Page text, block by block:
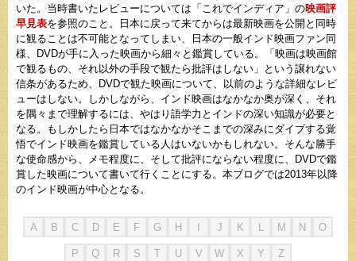
いた。当時書いたレビューについては「これでインディア」の映画評
早見表を参照のこと。日本に戻って来てからは最新映画を公開と同時
に観ることは不可能となってしまい、日本の一般インド映画ファン同
様、DVDが手に入った映画から細々と鑑賞している。「映画は映画館
で観るもの、それ以外の手段で観たら批評はしない」という譲れない
信条があるため、DVDで観た映画について、以前のような詳細なレビ
ューはしない。しかしながら、インド映画はなかなか奥が深く、それ
を隅々まで理解するには、やはり語学力とインドの深い知識が必要と
なる。もしかしたら日本ではなかなかそこまでの深みにダイブする覚
悟でインド映画を鑑賞している人はいないかもしれない。そんな勝手
な使命感から、メモ程度に、そして批評にならない程度に、DVDで鑑
賞した映画について書いて行くことにする。本ブログでは2013年以降
のインド映画が中心となる。
A B C D E F G H I J K L M N O
P Q R S T U V W X Y Z